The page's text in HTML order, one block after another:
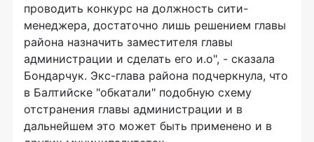
проводить конкурс на должность сити-
менеджера, достаточно лишь решением главы
района назначить заместителя главы
администрации и сделать его и.о", - сказала
Бондарчук. Экс-глава района подчеркнула, что
в Балтийске "обкатали" подобную схему
отстранения главы администрации и в
дальнейшем это может быть применено и в